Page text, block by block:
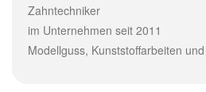
Zahntechniker
im Unternehmen seit 2011
Modellguss, Kunststoffarbeiten